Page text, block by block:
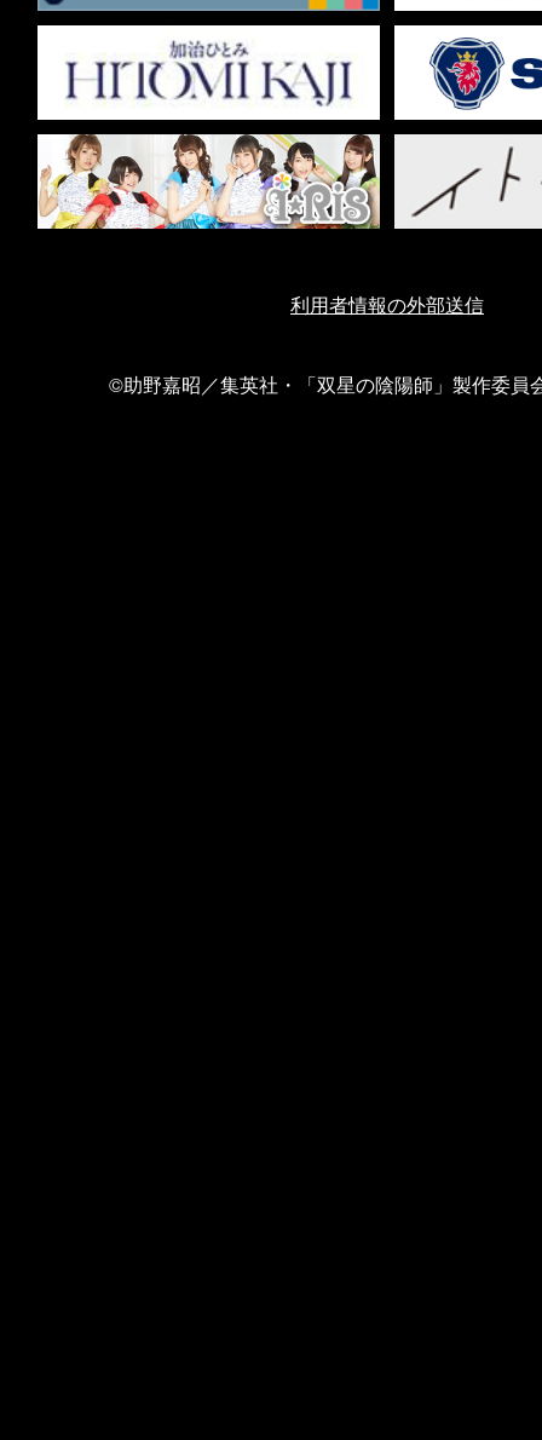
利用者情報の外部送信
©助野嘉昭／集英社・「双星の陰陽師」製作委員